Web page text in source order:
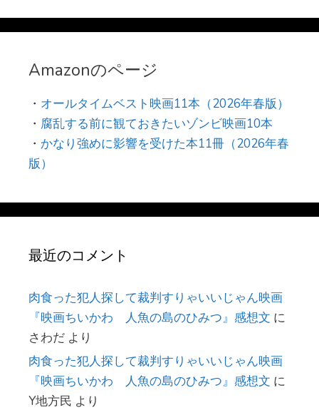
Amazonのページ
・ オールタイムベスト映画11本（2026年春版）
・ 腐乱する前に観ておきたいゾンビ映画10本
・ かなり強めに影響を受けた本11冊（2026年春
版）
最近のコメント
肉食った犯人探して裁判すりゃいいじゃん映画
『映画ちいかわ 人魚の島のひみつ』感想文 に
さわだ より
肉食った犯人探して裁判すりゃいいじゃん映画
『映画ちいかわ 人魚の島のひみつ』感想文 に
Y地方民 より